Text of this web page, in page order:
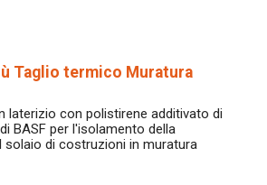
Taglio termico Muratura
laterizio con polistirene additivato di
di BASF per l'isolamento della
solaio di costruzioni in muratura